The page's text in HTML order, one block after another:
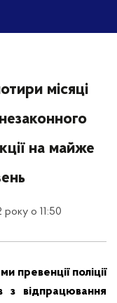
місяці
на майже
о 11:50
превенції поліції
з відпрацювання